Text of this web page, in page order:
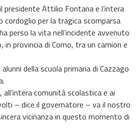
presidente Attilio Fontana e l’intera
cordoglio per la tragica scomparsa
perso la vita nell’incidente avvenuto
in provincia di Como, tra un camion e
della scuola primaria di Cazzago
all’intera comunità scolastica e ai
– dice il governatore – va il nostro
vicinanza in questo momento di